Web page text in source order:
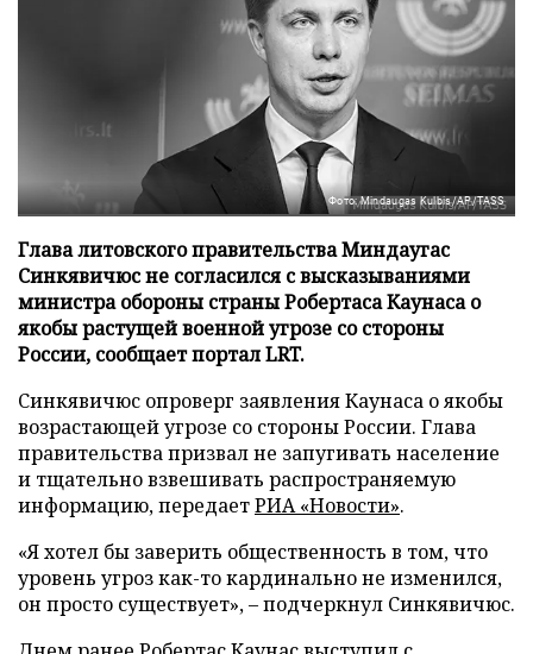
Фото: Mindaugas Kulbis/AP/TASS
Глава литовского правительства Миндаугас
Синкявичюс не согласился с высказываниями
министра обороны страны Робертаса Каунаса о
якобы растущей военной угрозе со стороны
России, сообщает портал LRT.
Синкявичюс опроверг заявления Каунаса о якобы
возрастающей угрозе со стороны России. Глава
правительства призвал не запугивать население
и тщательно взвешивать распространяемую
информацию, передаетРИА «Новости».
«Я хотел бы заверить общественность в том, что
уровень угроз как-то кардинально не изменился,
он просто существует», – подчеркнул Синкявичюс.